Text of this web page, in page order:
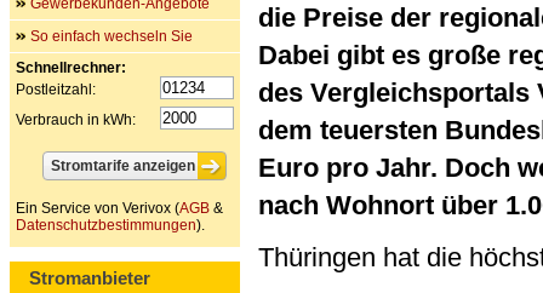
die Preise der
Dabei gibt es große
des Vergleichsportals
dem teuersten
Euro pro Jahr. Doch
nach Wohnort über
Thüringen hat die
Gewerbekunden-Angebote
So einfach wechseln Sie
Schnellrechner:
Postleitzahl:
Verbrauch in kWh:
Ein Service von Verivox (AGB &
Datenschutzbestimmungen).
Stromanbieter